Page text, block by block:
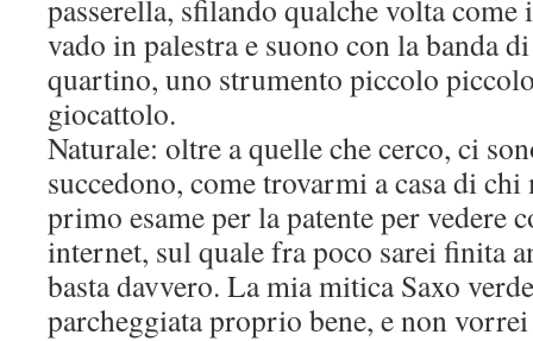
passerella, sfilando qualche volta
vado in palestra e suono con la banda
quartino, uno strumento piccolo
giocattolo.
Naturale: oltre a quelle che cerco, ci
succedono, come trovarmi a casa di
primo esame per la patente per vedere
internet, sul quale fra poco sarei finita
basta davvero. La mia mitica Saxo
parcheggiata proprio bene, e non